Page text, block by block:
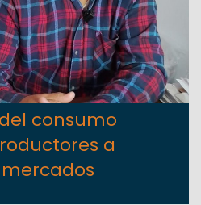
consumo
a